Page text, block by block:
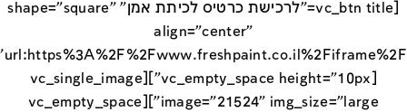
[vc_btn title="לרכישת כרטיס לכיתת אמן" shape="square"
align="center"
[vc_empty_space height="10px"][vc_single_image
image="21524" img_size="large"][vc_empty_space